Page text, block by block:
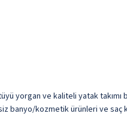
yorgan ve kaliteli yatak
banyo/kozmetik ürünleri ve saç